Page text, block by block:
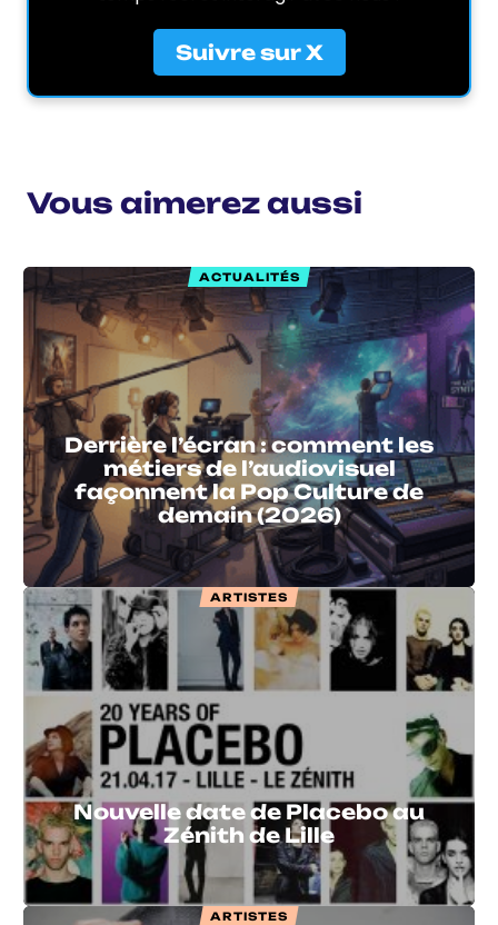
Suivre sur X
Vous aimerez aussi
ACTUALITÉS
Derrière l’écran : comment les
métiers de l’audiovisuel
façonnent la Pop Culture de
demain (2026)
ARTISTES
Nouvelle date de Placebo au
Zénith de Lille
ARTISTES